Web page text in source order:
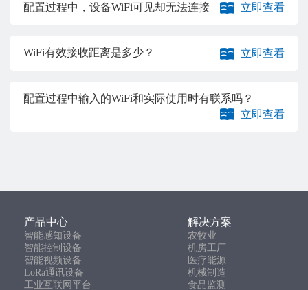
配置过程中，设备WiFi可见却无法连接 立即查看
WiFi有效接收距离是多少？ 立即查看
配置过程中输入的WiFi和实际使用时有联系吗？
立即查看
产品中心 解决方案
智能感知设备
农牧业
智能控制设备
机房工厂
智能视频设备
医疗能源
LoRa通讯设备
机械制造
工业互联网平台
食品监测